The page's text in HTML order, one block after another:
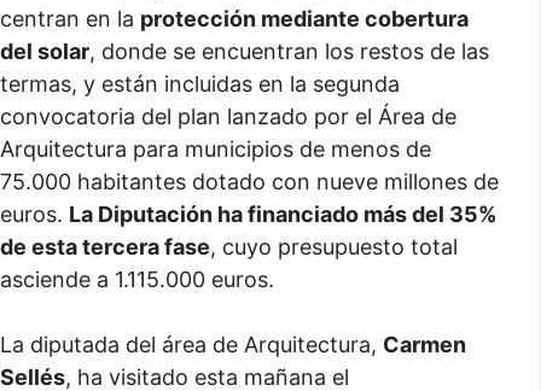
centran en la protección mediante cobertura
del solar, donde se encuentran los restos de las
termas, y están incluidas en la segunda
convocatoria del plan lanzado por el Área de
Arquitectura para municipios de menos de
75.000 habitantes dotado con nueve millones de
euros. La Diputación ha financiado más del 35%
de esta tercera fase, cuyo presupuesto total
asciende a 1.115.000 euros.
La diputada del área de Arquitectura, Carmen
Sellés, ha visitado esta mañana el